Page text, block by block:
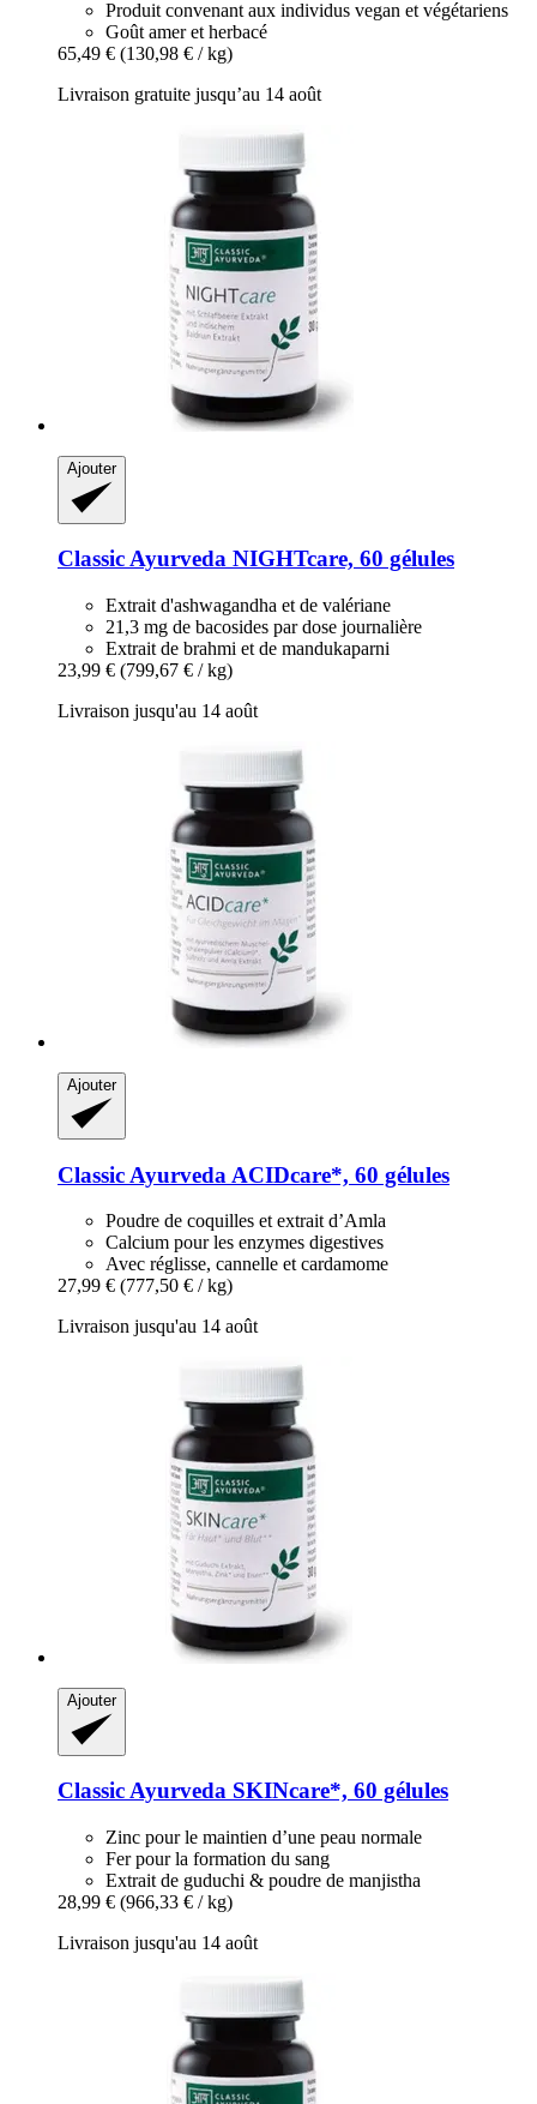
Produit convenant aux individus vegan et végétariens
Goût amer et herbacé
65,49 € (130,98 € / kg)
Livraison gratuite jusqu’au 14 août
Ajouter
Classic Ayurveda NIGHTcare, 60 gélules
Extrait d'ashwagandha et de valériane
21,3 mg de bacosides par dose journalière
Extrait de brahmi et de mandukaparni
23,99 € (799,67 € / kg)
Livraison jusqu'au 14 août
Ajouter
Classic Ayurveda ACIDcare*, 60 gélules
Poudre de coquilles et extrait d’Amla
Calcium pour les enzymes digestives
Avec réglisse, cannelle et cardamome
27,99 € (777,50 € / kg)
Livraison jusqu'au 14 août
Ajouter
Classic Ayurveda SKINcare*, 60 gélules
Zinc pour le maintien d’une peau normale
Fer pour la formation du sang
Extrait de guduchi & poudre de manjistha
28,99 € (966,33 € / kg)
Livraison jusqu'au 14 août